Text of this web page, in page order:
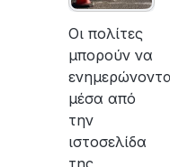
Οι πολίτες
μπορούν να
μέσα από
την
ιστοσελίδα
της